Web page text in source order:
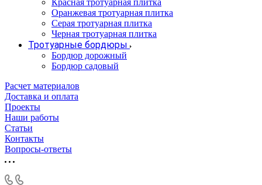
Красная тротуарная плитка
Оранжевая тротуарная плитка
Серая тротуарная плитка
Черная тротуарная плитка
Тротуарные бордюры
Бордюр дорожный
Бордюр садовый
Расчет материалов
Доставка и оплата
Проекты
Наши работы
Статьи
Контакты
Вопросы-ответы